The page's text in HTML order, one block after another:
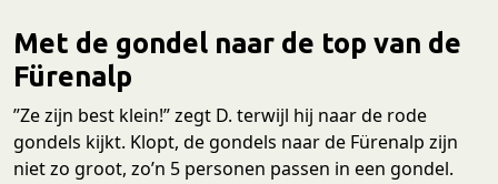
Met de gondel naar de top van de
Fürenalp
”Ze zijn best klein!” zegt D. terwijl hij naar de rode
gondels kijkt. Klopt, de gondels naar de Fürenalp zijn
niet zo groot, zo’n 5 personen passen in een gondel.